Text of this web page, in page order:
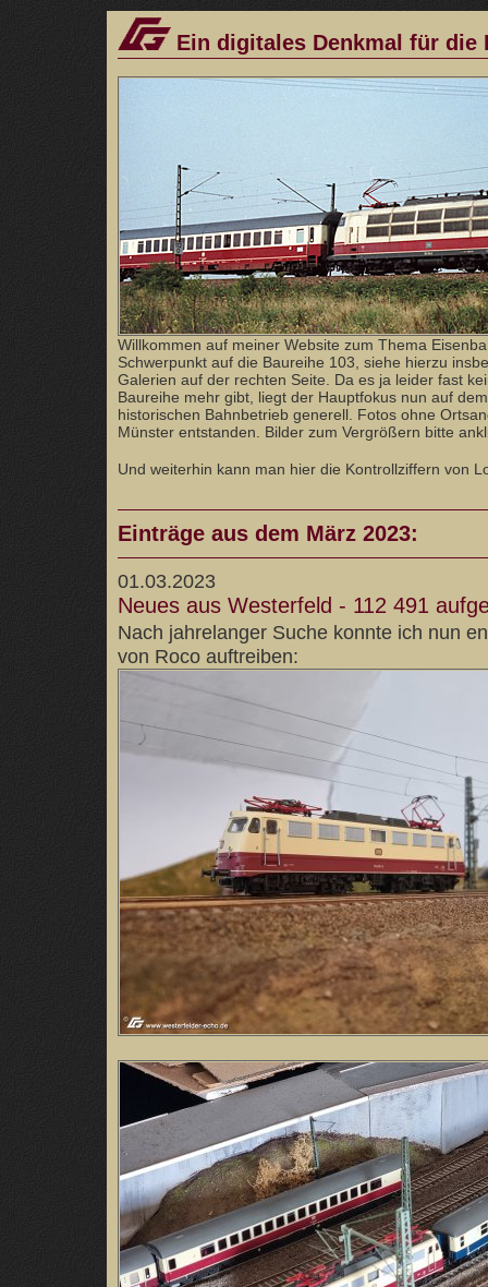
Ein digitales Denkmal für die
Willkommen auf meiner Website zum Thema
Schwerpunkt auf die Baureihe 103, siehe hierzu
Galerien auf der rechten Seite. Da es ja leider fast
Baureihe mehr gibt, liegt der Hauptfokus nun auf
historischen Bahnbetrieb generell. Fotos ohne
Münster entstanden. Bilder zum Vergrößern bitte
Und weiterhin kann man hier die Kontrollziffern von
Einträge aus dem März 2023:
01.03.2023
Neues aus Westerfeld - 112 491
Nach jahrelanger Suche konnte ich nun
von Roco auftreiben: